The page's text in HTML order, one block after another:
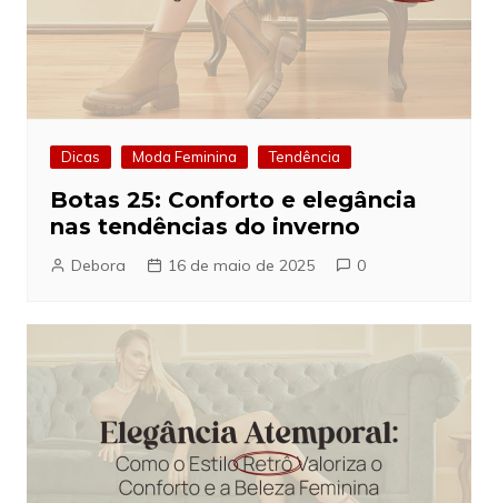
Dicas Moda Feminina Tendência
Botas 25: Conforto e elegância
nas tendências do inverno
Debora 16 de maio de 2025 0